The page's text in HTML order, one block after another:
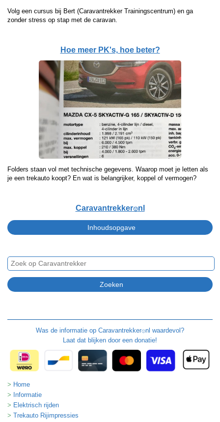
Volg een cursus bij Bert (Caravantrekker Trainingscentrum) en ga
zonder stress op stap met de caravan.
Hoe meer PK's, hoe beter?
Folders staan vol met technische gegevens. Waarop moet je letten als
je een trekauto koopt? En wat is belangrijker, koppel of vermogen?
Caravantrekker🙂nl
Was de informatie op Caravantrekker🙂nl waardevol?
Laat dat blijken door een donatie!
Home
Informatie
Elektrisch rijden
Trekauto Rijimpressies